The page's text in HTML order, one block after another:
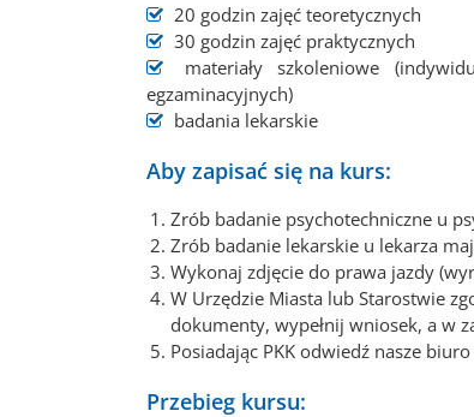
20 godzin zajęć teoretycznych
30 godzin zajęć praktycznych
materiały szkoleniowe
egzaminacyjnych)
badania lekarskie
Aby zapisać się na kurs:
Zrób badanie psychotechniczne u
Zrób badanie lekarskie u lekarza
Wykonaj zdjęcie do prawa jazdy
W Urzędzie Miasta lub Starostwie
dokumenty, wypełnij wniosek, a w
Posiadając PKK odwiedź nasze
Przebieg kursu: